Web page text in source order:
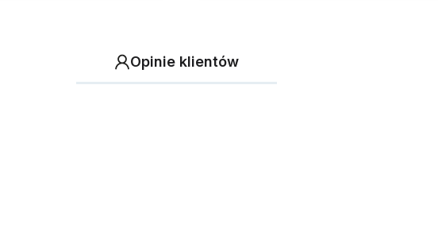
Opinie klientów